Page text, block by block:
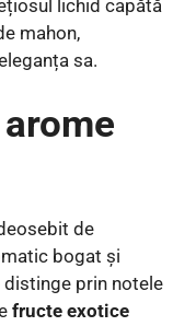
lichid capătă
mahon,
sa.
de
bogat și
prin notele
fructe exotice